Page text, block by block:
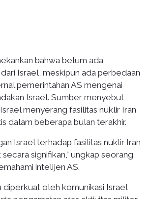
bahwa belum ada
Israel, meskipun ada perbedaan
pemerintahan AS mengenai
Israel. Sumber menyebut
menyerang fasilitas nuklir Iran
dalam beberapa bulan terakhir.
Israel terhadap fasilitas nuklir Iran
signifikan,” ungkap seorang
intelijen AS.
diperkuat oleh komunikasi Israel